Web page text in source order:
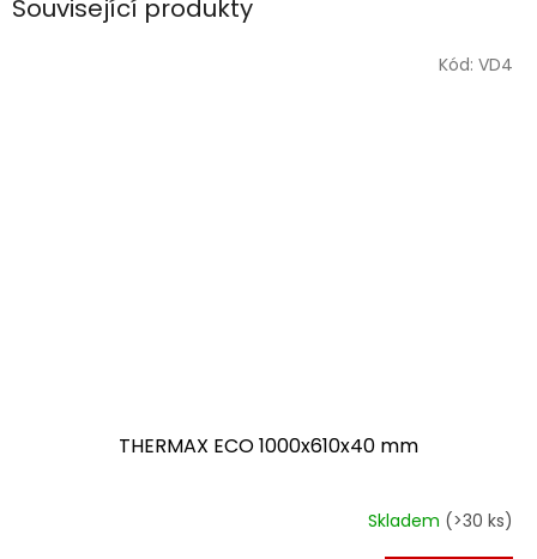
Související produkty
THERMAX ECO 1000x610x40 mm
Skladem (>30 ks)
Kód: VD4